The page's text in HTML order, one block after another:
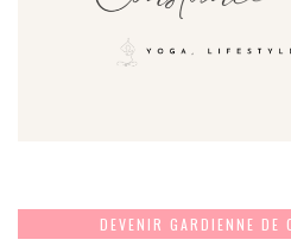
DEVENIR GARDIENNE DE